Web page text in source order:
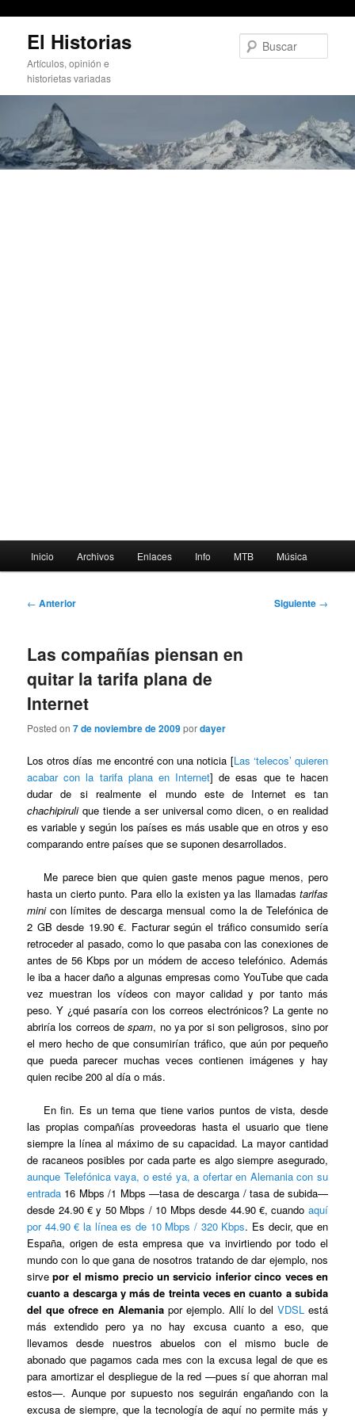
contenido
principal
El Historias
Artículos, opinión e
historietas variadas
principal
Inicio Archivos Enlaces Info MTB Música
Navegación
← Anterior Siguiente →
Las compañías piensan en
quitar la tarifa plana de
Internet
Posted on7 de noviembre de 2009pordayer
Los otros días me encontré con una noticia [Las ‘telecos’ quieren
acabar con la tarifa plana en Internet] de esas que te hacen
dudar de si realmente el mundo este de Internet es tan
chachipirulique tiende a ser universal como dicen, o en realidad
es variable y según los países es más usable que en otros y eso
comparando entre países que se suponen desarrollados.
Me parece bien que quien gaste menos pague menos, pero
hasta un cierto punto. Para ello la existen ya las llamadas tarifas
minicon límites de descarga mensual como la de Telefónica de
2 GB desde 19.90 €. Facturar según el tráfico consumido sería
retroceder al pasado, como lo que pasaba con las conexiones de
antes de 56 Kbps por un módem de acceso telefónico. Además
le iba a hacer daño a algunas empresas como YouTube que cada
vez muestran los vídeos con mayor calidad y por tanto más
peso. Y ¿qué pasaría con los correos electrónicos? La gente no
abriría los correos despam, no ya por si son peligrosos, sino por
el mero hecho de que consumirían tráfico, que aún por pequeño
que pueda parecer muchas veces contienen imágenes y hay
quien recibe 200 al día o más.
En fin. Es un tema que tiene varios puntos de vista, desde
las propias compañías proveedoras hasta el usuario que tiene
siempre la línea al máximo de su capacidad. La mayor cantidad
de racaneos posibles por cada parte es algo siempre asegurado,
aunque Telefónica vaya, o esté ya, a ofertar en Alemania con su
entrada 16 Mbps /1 Mbps —tasa de descarga / tasa de subida—
desde 24.90 € y 50 Mbps / 10 Mbps desde 44.90 €, cuando aquí
por 44.90 € la línea es de 10 Mbps / 320 Kbps. Es decir, que en
España, origen de esta empresa que va invirtiendo por todo el
mundo con lo que gana de nosotros tratando de dar ejemplo, nos
sirvepor el mismo precio un servicio inferior cinco veces en
cuanto a descarga y más de treinta veces en cuanto a subida
del que ofrece en Alemania por ejemplo. Allí lo del VDSLestá
más extendido pero ya no hay excusa cuanto a eso, que
llevamos desde nuestros abuelos con el mismo bucle de
abonado que pagamos cada mes con la excusa legal de que es
para amortizar el despliegue de la red —pues sí que ahorran mal
estos—. Aunque por supuesto nos seguirán engañando con la
excusa de siempre, que la tecnología de aquí no permite más y